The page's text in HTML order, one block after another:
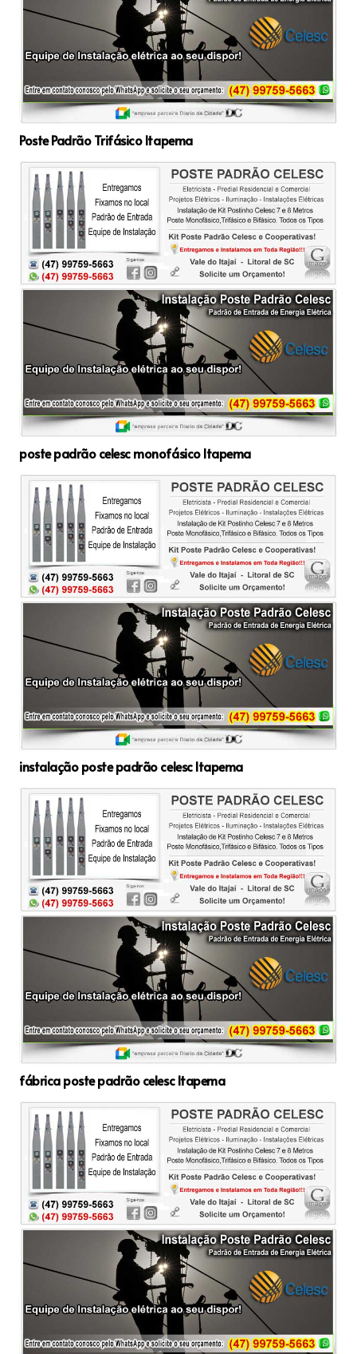
Poste Padrão Trifásico Itapema
poste padrão celesc monofásico Itapema
instalação poste padrão celesc Itapema
fábrica poste padrão celesc Itapema